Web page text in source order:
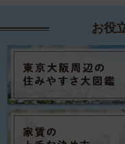
お役